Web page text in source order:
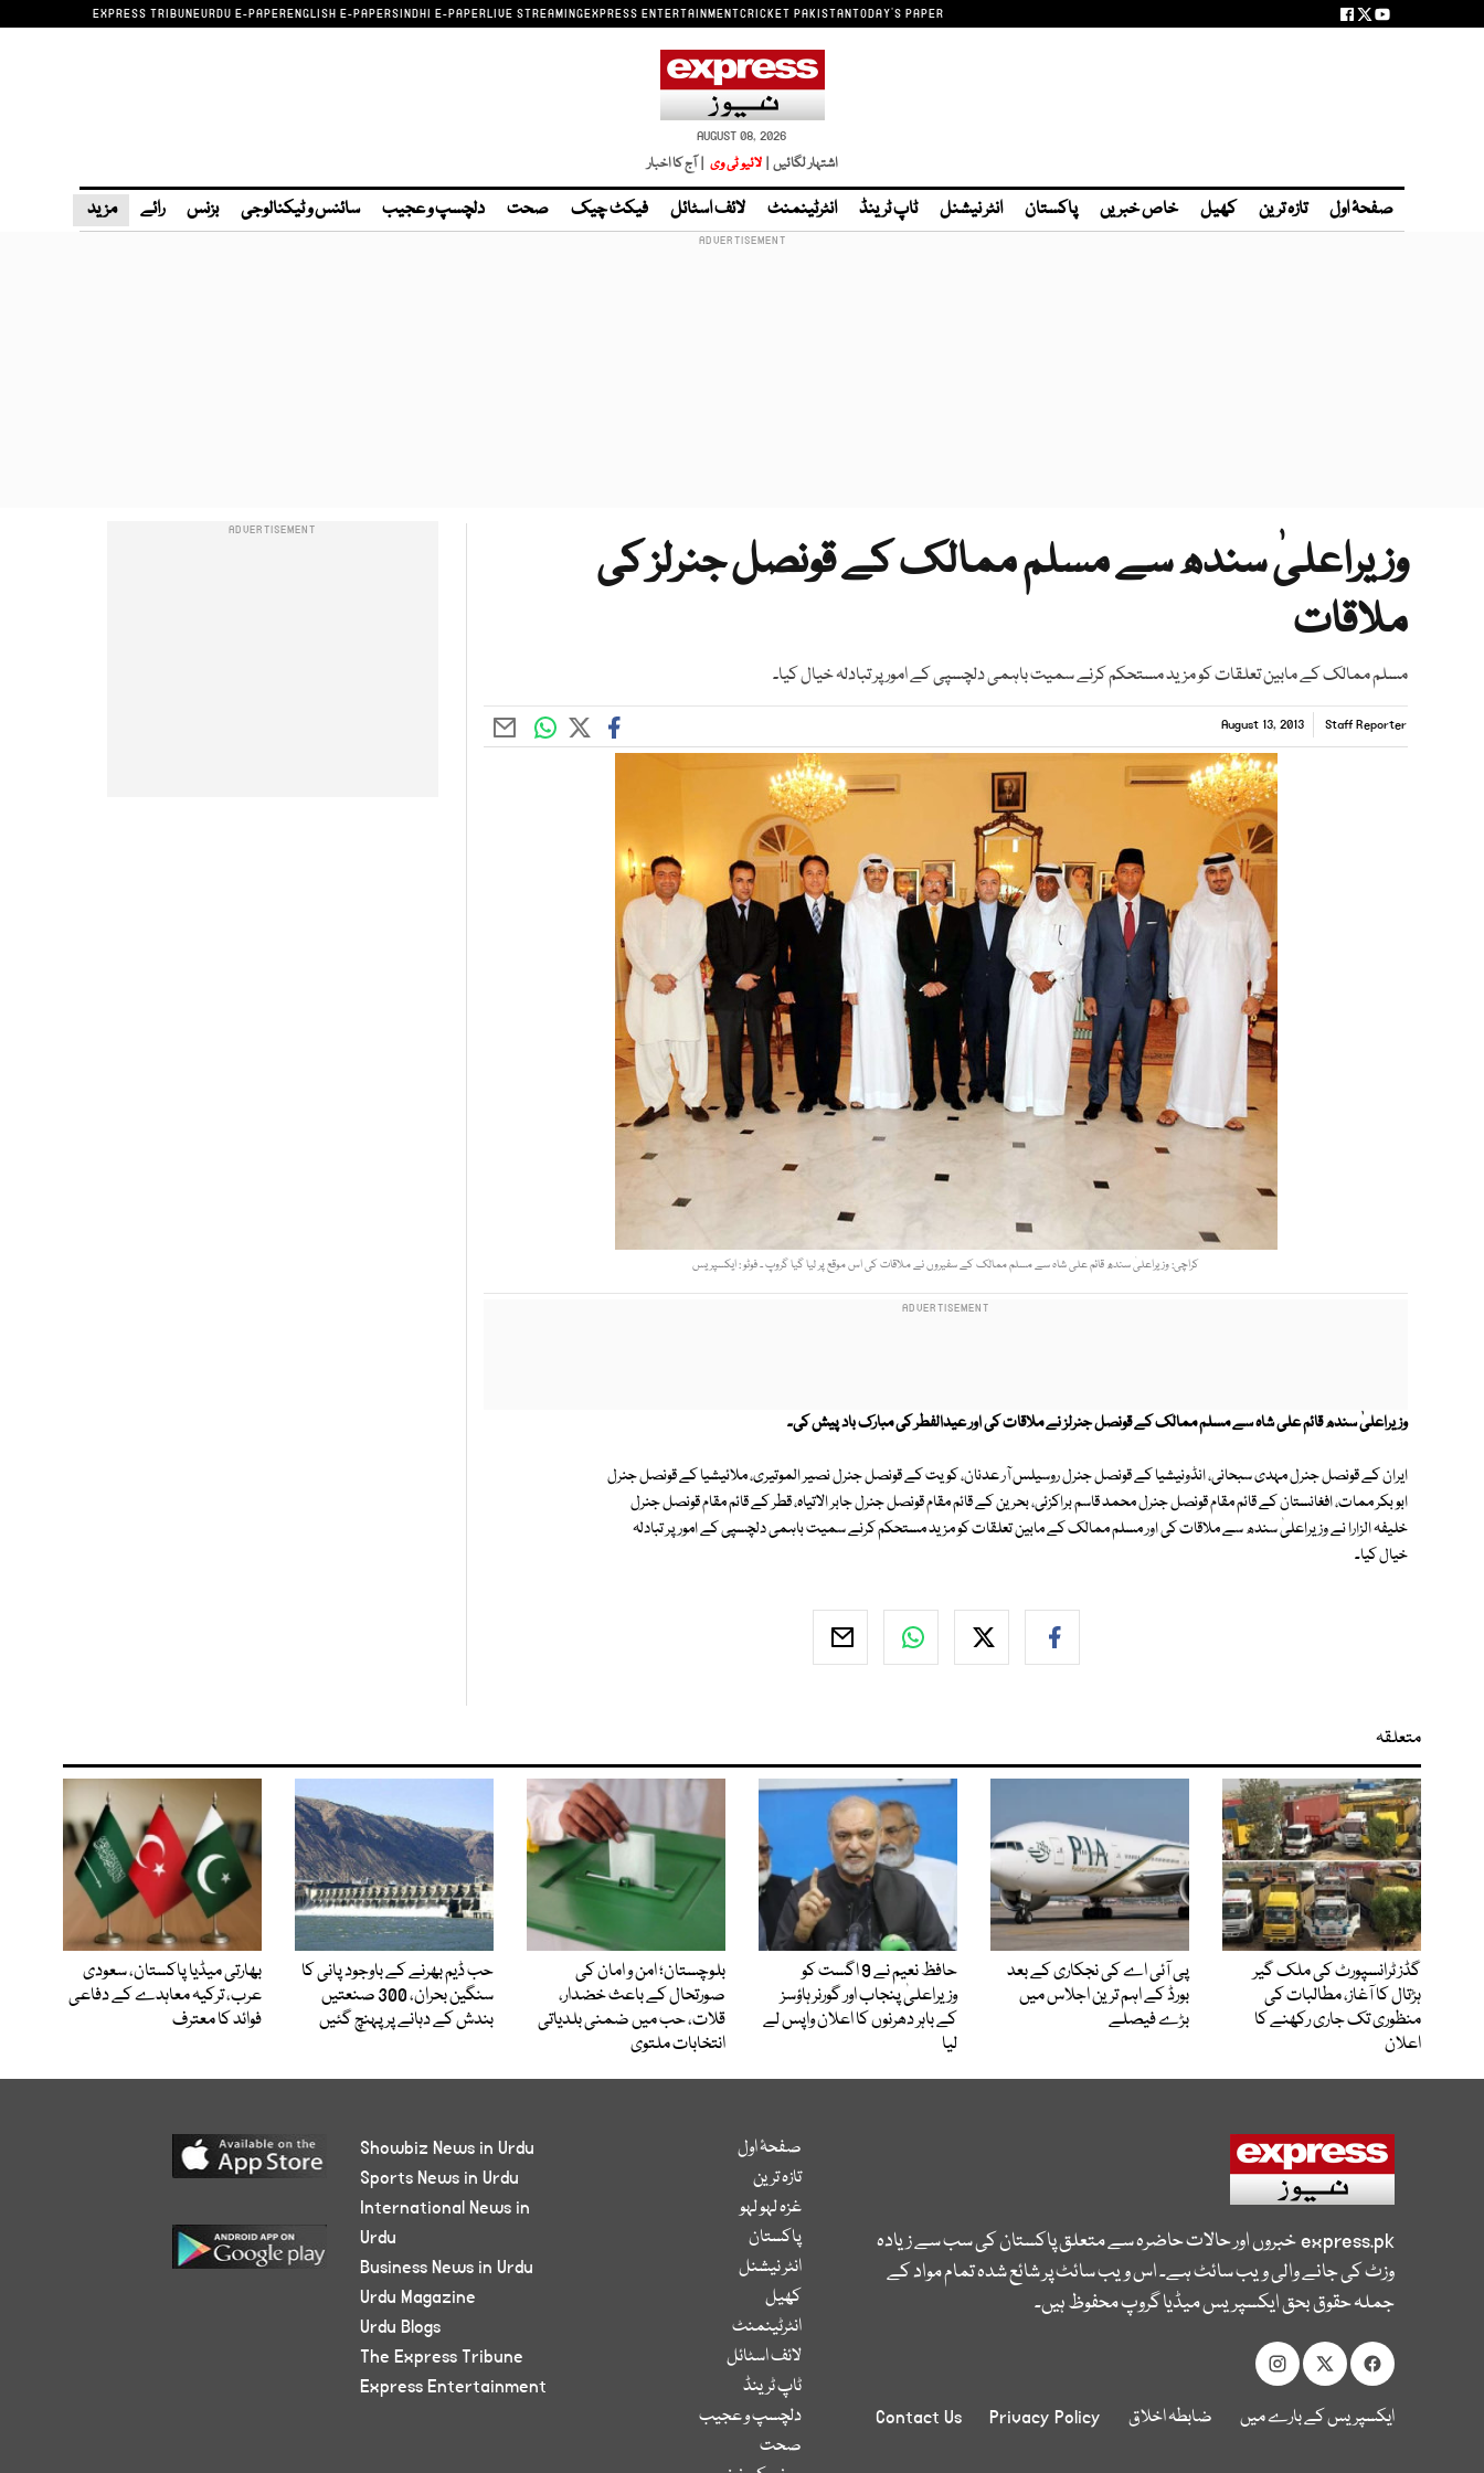
EXPRESS TRIBUNEURDU E-PAPERENGLISH E-PAPERSINDHI E-PAPERLIVE STREAMINGEXPRESS ENTERTAINMENTCRICKET PAKISTANTODAY'S PAPER
AUGUST 08, 2026
اشتہار لگائیں | لائیو ٹی وی | آج کا اخبار
صفحۂ اول تازہ ترین کھیل خاص خبریں پاکستان انٹر نیشنل ٹاپ ٹرینڈ انٹرٹینمنٹ لائف اسٹائل فیکٹ چیک صحت دلچسپ و عجیب سائنس و ٹیکنالوجی بزنس رائے مزید
وزیراعلیٰ سندھ سے مسلم ممالک کے قونصل جنرلز کی
ملاقات
مسلم ممالک کے مابین تعلقات کو مزید مستحکم کرنے سمیت باہمی دلچسپی کے امور پر تبادلہ خیال کیا۔
Staff Reporter
August 13, 2013
کراچی: وزیراعلیٰ سندھ قائم علی شاہ سے مسلم ممالک کے سفیروں نے ملاقات کی اس موقع پر لیا گیا گروپ ۔ فوٹو : ایکسپریس
وزیراعلیٰ سندھ قائم علی شاہ سے مسلم ممالک کے قونصل جنرلز نے ملاقات کی اور عیدالفطر کی مبارک باد پیش کی۔
ایران کے قونصل جنرل مہدی سبحانی، انڈونیشیا کے قونصل جنرل روسیلس آر عدنان، کویت کے قونصل جنرل نصیر الموتیری، ملائیشیا کے قونصل جنرل
ابو بکر ممات، افغانستان کے قائم مقام قونصل جنرل محمد قاسم براکزئی، بحرین کے قائم مقام قونصل جنرل جابر الاتیاہ، قطر کے قائم مقام قونصل جنرل
خلیفہ الزارا نے وزیراعلیٰ سندھ سے ملاقات کی اور مسلم ممالک کے مابین تعلقات کو مزید مستحکم کرنے سمیت باہمی دلچسپی کے امور پر تبادلہ
خیال کیا۔
متعلقہ
گڈز ٹرانسپورٹ کی ملک گیر
ہڑتال کا آغاز، مطالبات کی
منظوری تک جاری رکھنے کا
اعلان
پی آئی اے کی نجکاری کے بعد
بورڈ کے اہم ترین اجلاس میں
بڑے فیصلے
حافظ نعیم نے 9 اگست کو
وزیراعلیٰ پنجاب اور گورنر ہاؤسز
کے باہر دھرنوں کا اعلان واپس لے
لیا
بلوچستان؛ امن و امان کی
صورتحال کے باعث خضدار،
قلات، حب میں ضمنی بلدیاتی
انتخابات ملتوی
حب ڈیم بھرنے کے باوجود پانی کا
سنگین بحران، 300 صنعتیں
بندش کے دہانے پر پہنچ گئیں
بھارتی میڈیا پاکستان، سعودی
عرب، ترکیہ معاہدے کے دفاعی
فوائد کا معترف
express.pkخبروں اور حالات حاضرہ سے متعلق پاکستان کی سب سے زیادہ
وزٹ کی جانے والی ویب سائٹ ہے۔ اس ویب سائٹ پر شائع شدہ تمام مواد کے
جملہ حقوق بحق ایکسپریس میڈیا گروپ محفوظ ہیں۔
ایکسپریس کے بارے میں ضابطہ اخلاق Privacy Policy
Contact Us
صفحۂ اول
تازہ ترین
غزہ لہو لہو
پاکستان
انٹر نیشنل
کھیل
انٹرٹینمنٹ
لائف اسٹائل
ٹاپ ٹرینڈ
دلچسپ و عجیب
صحت
Showbiz News in Urdu
Sports News in Urdu
International News in
Urdu
Business News in Urdu
Urdu Magazine
Urdu Blogs
The Express Tribune
Express Entertainment